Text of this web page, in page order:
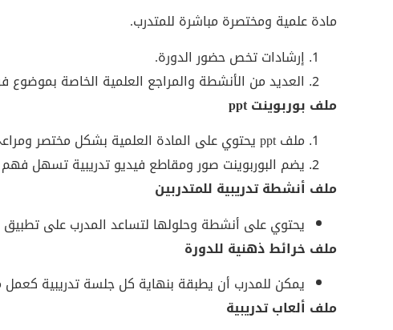
مادة علمية ومختصرة مباشرة للمتدرب.
إرشادات تخص حضور الدورة.
العديد من الأنشطة والمراجع العلمية الخاصة بموضوع
ملف بوربوينت ppt
ملف ppt يحتوي على المادة العلمية بشكل مختصر ومراعى به القواعد العلمية لتصميم العرض التقديمي.
يضم البوربوينت صور ومقاطع فيديو تدريبية تسهل فهم
ملف أنشطة تدريبية للمتدربين
يحتوي على أنشطة وحلولها لتساعد المدرب على تطبيق
ملف خرائط ذهنية للدورة
يمكن للمدرب أن يطبقة بنهاية كل جلسة تدريبية
ملف ألعاب تدريبية